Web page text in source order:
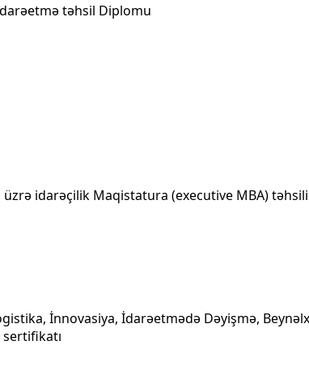
təhsil Diplomu
idarəçilik Maqistatura (executive MBA) təhsili
İnnovasiya, İdarəetmədə Dəyişmə,